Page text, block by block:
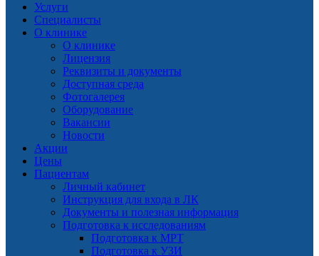
Услуги
Специалисты
О клинике
О клинике
Лицензия
Реквизиты и документы
Доступная среда
Фотогалерея
Оборудование
Вакансии
Новости
Акции
Цены
Пациентам
Личный кабинет
Инструкция для входа в ЛК
Документы и полезная информация
Подготовка к исследованиям
Подготовка к МРТ
Подготовка к УЗИ